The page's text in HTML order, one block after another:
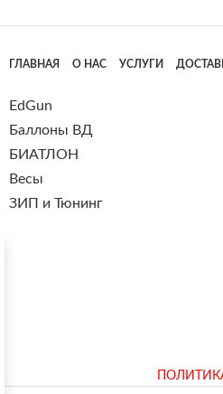
ГЛАВНАЯ О НАС УСЛУГИ
EdGun
Баллоны ВД
БИАТЛОН
Весы
ЗИП и Тюнинг